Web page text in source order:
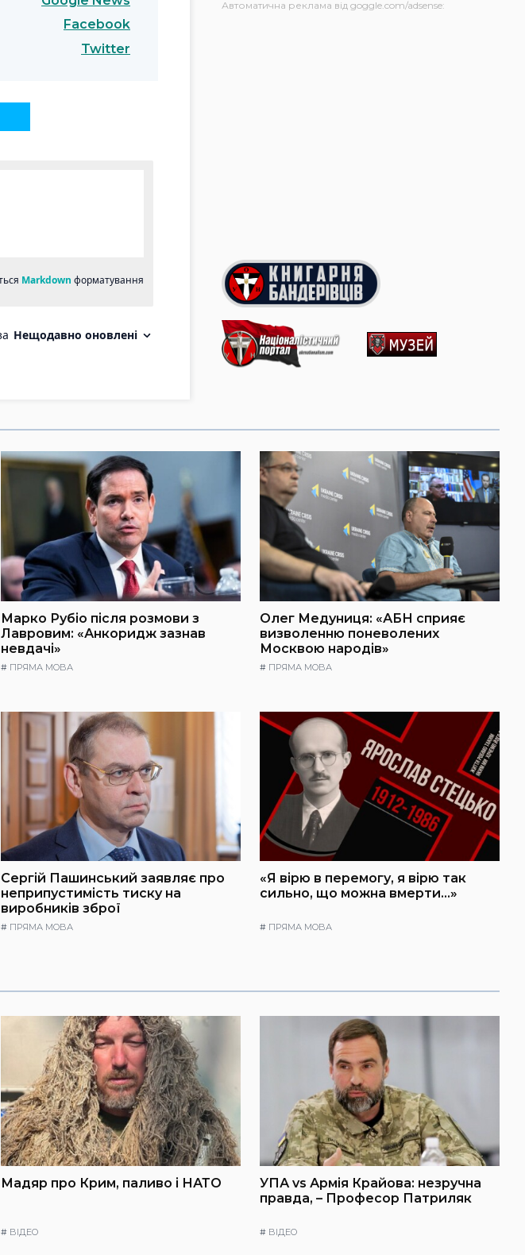
Facebook
Twitter
Автоматична реклама від goggle.com/adsense:
Марко Рубіо після розмови з
Лавровим: «Анкоридж зазнав
невдачі»
# ПРЯМА МОВА
Олег Медуниця: «АБН сприяє
визволенню поневолених
Москвою народів»
# ПРЯМА МОВА
Сергій Пашинський заявляє про
неприпустимість тиску на
виробників зброї
# ПРЯМА МОВА
«Я вірю в перемогу, я вірю так
сильно, що можна вмерти…»
# ПРЯМА МОВА
Мадяр про Крим, паливо і НАТО
# ВІДЕО
УПА vs Армія Крайова: незручна
правда, – Професор Патриляк
# ВІДЕО